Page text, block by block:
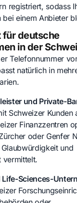
registriert, sodass
bei einem Anbieter
für deutsche
in der
Telefonnummer
natürlich in
und Private-
Schweizer Kunden
Finanzzentren
oder Genfer
und
vermittelt.
Life-Sciences-